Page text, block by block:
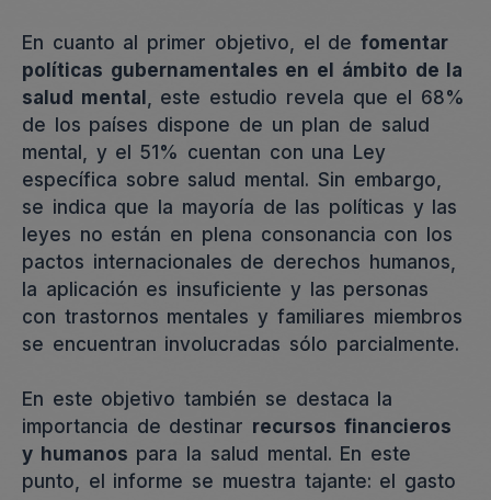
En cuanto al primer objetivo, el defomentar
políticas gubernamentales en el ámbito de la
salud mental , este estudio revela que el 68%
de los países dispone de un plan de salud
mental, y el 51% cuentan con una Ley
específica sobre salud mental. Sin embargo,
se indica que la mayoría de las políticas y las
leyes no están en plena consonancia con los
pactos internacionales de derechos humanos,
la aplicación es insuficiente y las personas
con trastornos mentales y familiares miembros
se encuentran involucradas sólo parcialmente.
En este objetivo también se destaca la
importancia de destinar recursos financieros
y humanos para la salud mental. En este
punto, el informe se muestra tajante: el gasto